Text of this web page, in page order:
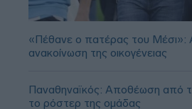
«Πέθανε ο πατέρας του Μέσι»:
ανακοίνωση της οικογένειας
Παναθηναϊκός: Αποθέωση από
το ρόστερ της ομάδας